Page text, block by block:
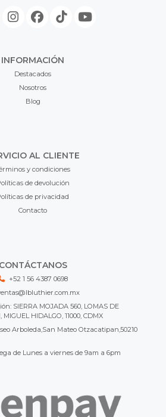
INFORMACIÓN
Destacados
Nosotros
Blog
AL CLIENTE
y condiciones
de devolución
de privacidad
Contacto
CONTÁCTANOS
+52 1 56 4387 0698
SIERRA MOJADA 560, LOMAS DE
MIGUEL HIDALGO, 11000, CDMX
Arboleda,San Mateo Otzacatipan,50210
de Lunes a viernes de 9am a 6pm